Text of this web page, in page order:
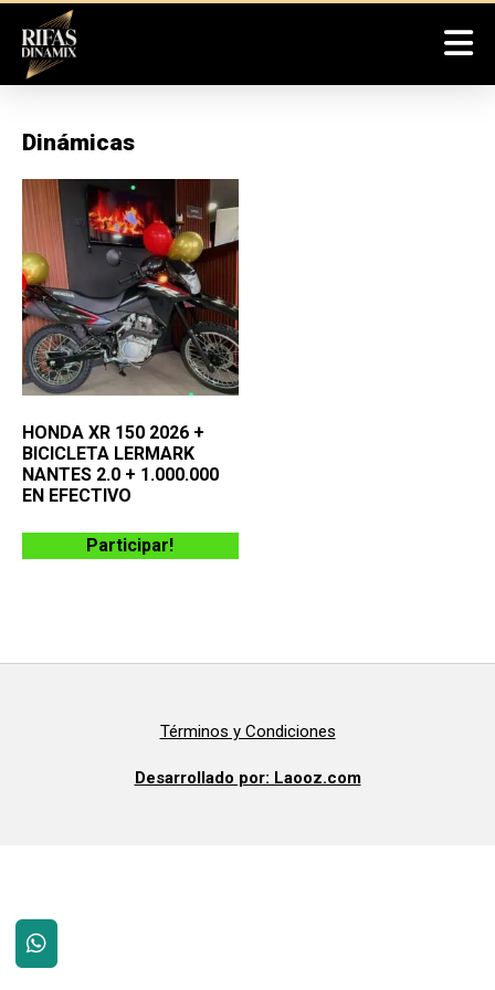
Dinámicas
HONDA XR 150 2026 +
BICICLETA LERMARK
NANTES 2.0 + 1.000.000
EN EFECTIVO
Participar!
Términos y Condiciones
Desarrollado por: Laooz.com